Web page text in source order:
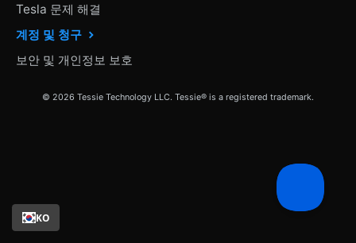
Tesla 문제 해결
계정 및 청구
보안 및 개인정보 보호
© 2026 Tessie Technology LLC. Tessie® is a registered trademark.
KO